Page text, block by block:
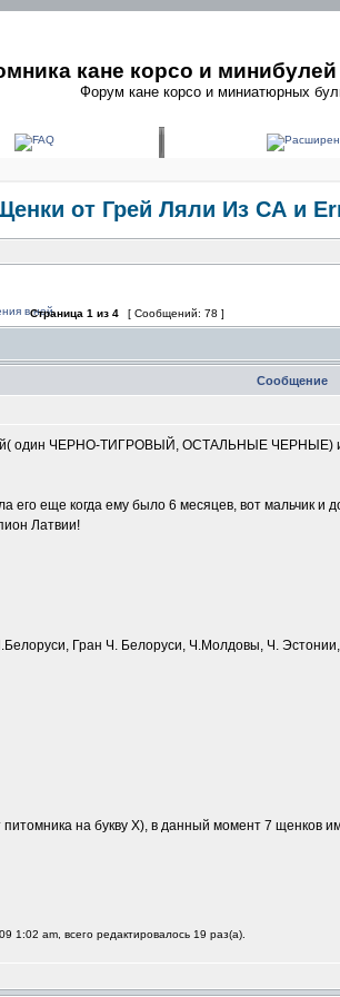
кане корсо и
Форум кане корсо и миниатюрных
от Грей Ляли Из СА и
Страница 1 из 4 [ Сообщений: 78 ]
Сообщение
один ЧЕРНО-ТИГРОВЫЙ, ОСТАЛЬНЫЕ ЧЕРНЫЕ)
его еще когда ему было 6 месяцев, вот мальчик и
Латвии!
Гран Ч. Белоруси, Ч.Молдовы, Ч.
на букву Х), в данный момент 7
1:02 am, всего редактировалось 19 раз(а).